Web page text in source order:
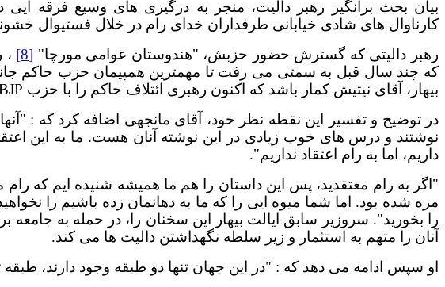
بیان بحث برانگیز رهبر دالیت، منجر به درگیری های وسیع فرقه ایی
کارناوال های شادی خیابانی طرفداران خدای رام در خلال فستیوال
رهبر دالیتی که گسترش حضور حزبش، "هندوستان عوامی مورچا" [8]
،
که چند سال قبل به سمتی می رفت تا مهمترین همپیمان حزب حاکم
بیهار، آقای نیتیش کمار باشد که اکنون رهبری ائتلاف حاکم را با حزب BJP در دست دارد.
در توضیح و تفسیر این نقطه نظر خود، آقای مانجهی اضافه کرد که :
نوشتند و درس های خوب زیادی در این نوشته آنان هست. ما به این
داریم، اما به رام اعتقاد نداریم".
"اگر به رام معتقدید، پس این داستان را هم ما همیشه شنیده ایم که
مزه شده بود. اما شما میوه ایی را که ما به دهانمان زده باشیم را
را بخورید". سروزیر سابق ایالت بیهار این سخنان را، در حمله به جامعه
آنان را متهم به استثمار و زیر سلطه نگهداشتن دالیت ها می کند.
او سپس ادامه می دهد که : "در این جهان تنها دو طبقه وجود دارند، طبقه